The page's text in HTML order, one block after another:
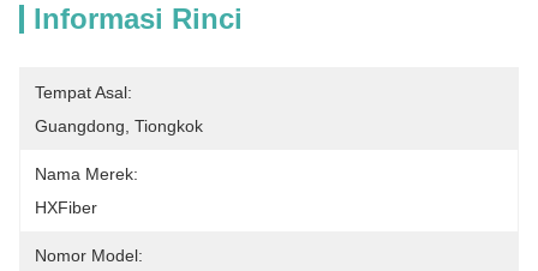
Informasi Rinci
Tempat Asal:
Guangdong, Tiongkok
Nama Merek:
HXFiber
Nomor Model: